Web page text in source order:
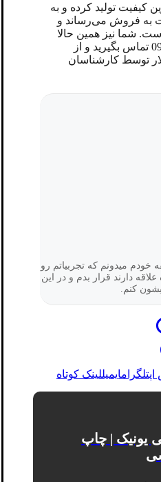
کیفیت تولید کرده و به
به فروش می‌رساند و
شما نیز همین حالا
می‌توانید با شماره 09120135066 تماس بگیرید و از
توسط کارشناسان
خودم میدونم که تجربیاتم رو
دارند قرار بدم و در این
کنم.
تلگرامایمیللینک کوتاه
یونیک | چاپ